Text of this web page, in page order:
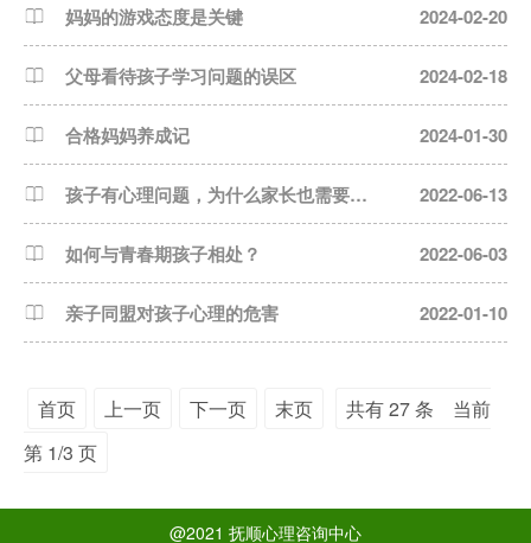
妈妈的游戏态度是关键 2024-02-20
父母看待孩子学习问题的误区 2024-02-18
合格妈妈养成记 2024-01-30
孩子有心理问题，为什么家长也需要做心理咨询？ 2022-06-13
如何与青春期孩子相处？ 2022-06-03
亲子同盟对孩子心理的危害 2022-01-10
首页 上一页 下一页 末页
共有 27 条 当前
第 1/3 页
@2021 抚顺心理咨询中心